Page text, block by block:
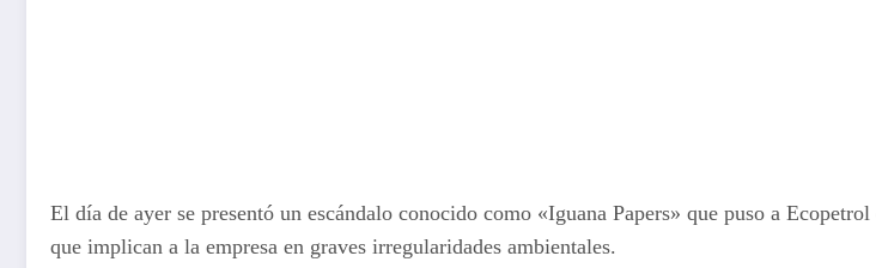
El día de ayer se presentó un escándalo conocido como «Iguana Papers» que puso a
que implican a la empresa en graves irregularidades ambientales.